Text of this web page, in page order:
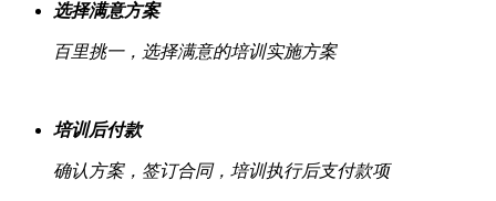
选择满意方案
百里挑一，选择满意的培训实施方案
培训后付款
确认方案，签订合同，培训执行后支付款项